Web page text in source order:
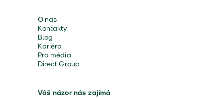
O nás
Kontakty
Blog
Kariéra
Pro média
Direct Group
Váš názor nás zajímá